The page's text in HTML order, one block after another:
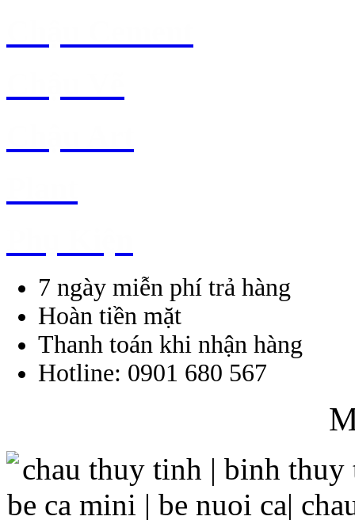
7 ngày miễn phí trả hàng
Hoàn tiền mặt
Thanh toán khi nhận hàng
Hotline: 0901 680 567